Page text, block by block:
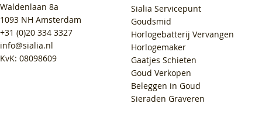
Waldenlaan 8a
1093 NH Amsterdam
+31 (0)20 334 3327
info@sialia.nl
KvK: 08098609
Sialia Servicepunt
Goudsmid
Horlogebatterij Vervangen
Horlogemaker
Gaatjes Schieten
Goud Verkopen
Beleggen in Goud
Sieraden Graveren